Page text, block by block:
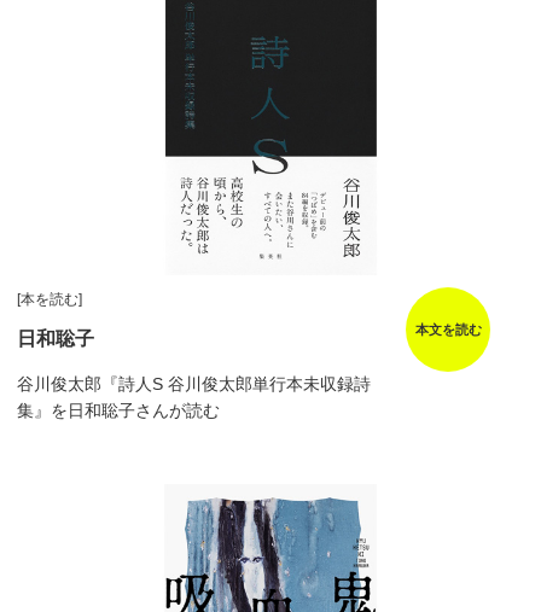
[本を読む]
日和聡子
谷川俊太郎『詩人S 谷川俊太郎単行本未収録詩
集』を日和聡子さんが読む
本文を読む